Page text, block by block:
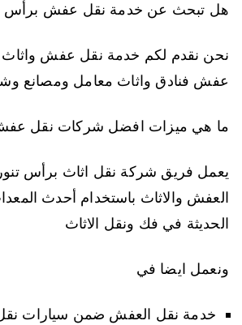
هل تبحث عن خدمة نقل عفش برأس
نحن نقدم لكم خدمة نقل عفش واثاث
عفش فنادق واثاث معامل ومصانع
ما هي ميزات افضل شركات نقل
يعمل فريق شركة نقل اثاث برأس
العفش والاثاث باستخدام أحدث
الحديثة في فك ونقل الاثاث
ونعمل ايضا في
خدمة نقل العفش ضمن سيارات